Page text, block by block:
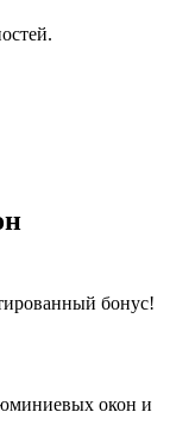
бонус!
окон и